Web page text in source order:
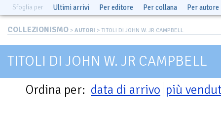
Sfoglia per Ultimi arrivi Per editore Per collana Per autore
COLLEZIONISMO > AUTORI > TITOLI DI JOHN W. JR CAMPBELL
TITOLI DI JOHN W. JR CAMPBELL
Ordina per: data di arrivo più